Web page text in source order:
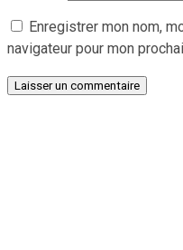
Enregistrer mon nom,
navigateur pour mon